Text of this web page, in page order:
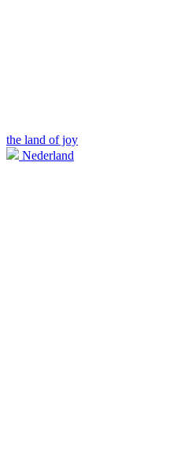
the land of joy
Nederland